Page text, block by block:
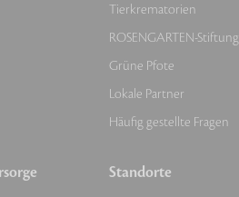
Tierkrematorien
ROSENGARTEN-Stiftung
Grüne Pfote
Lokale Partner
Häufig gestellte Fragen
Standorte